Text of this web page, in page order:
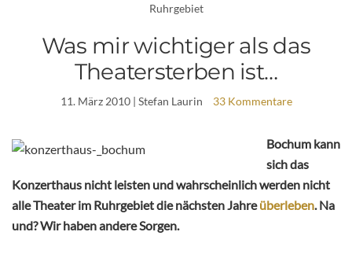
Ruhrgebiet
Was mir wichtiger als das
Theatersterben ist…
11. März 2010| Stefan Laurin 33 Kommentare
Bochum kann
sich das
Konzerthaus nicht leisten und wahrscheinlich werden nicht
alle Theater im Ruhrgebiet die nächsten Jahreüberleben. Na
und? Wir haben andere Sorgen.